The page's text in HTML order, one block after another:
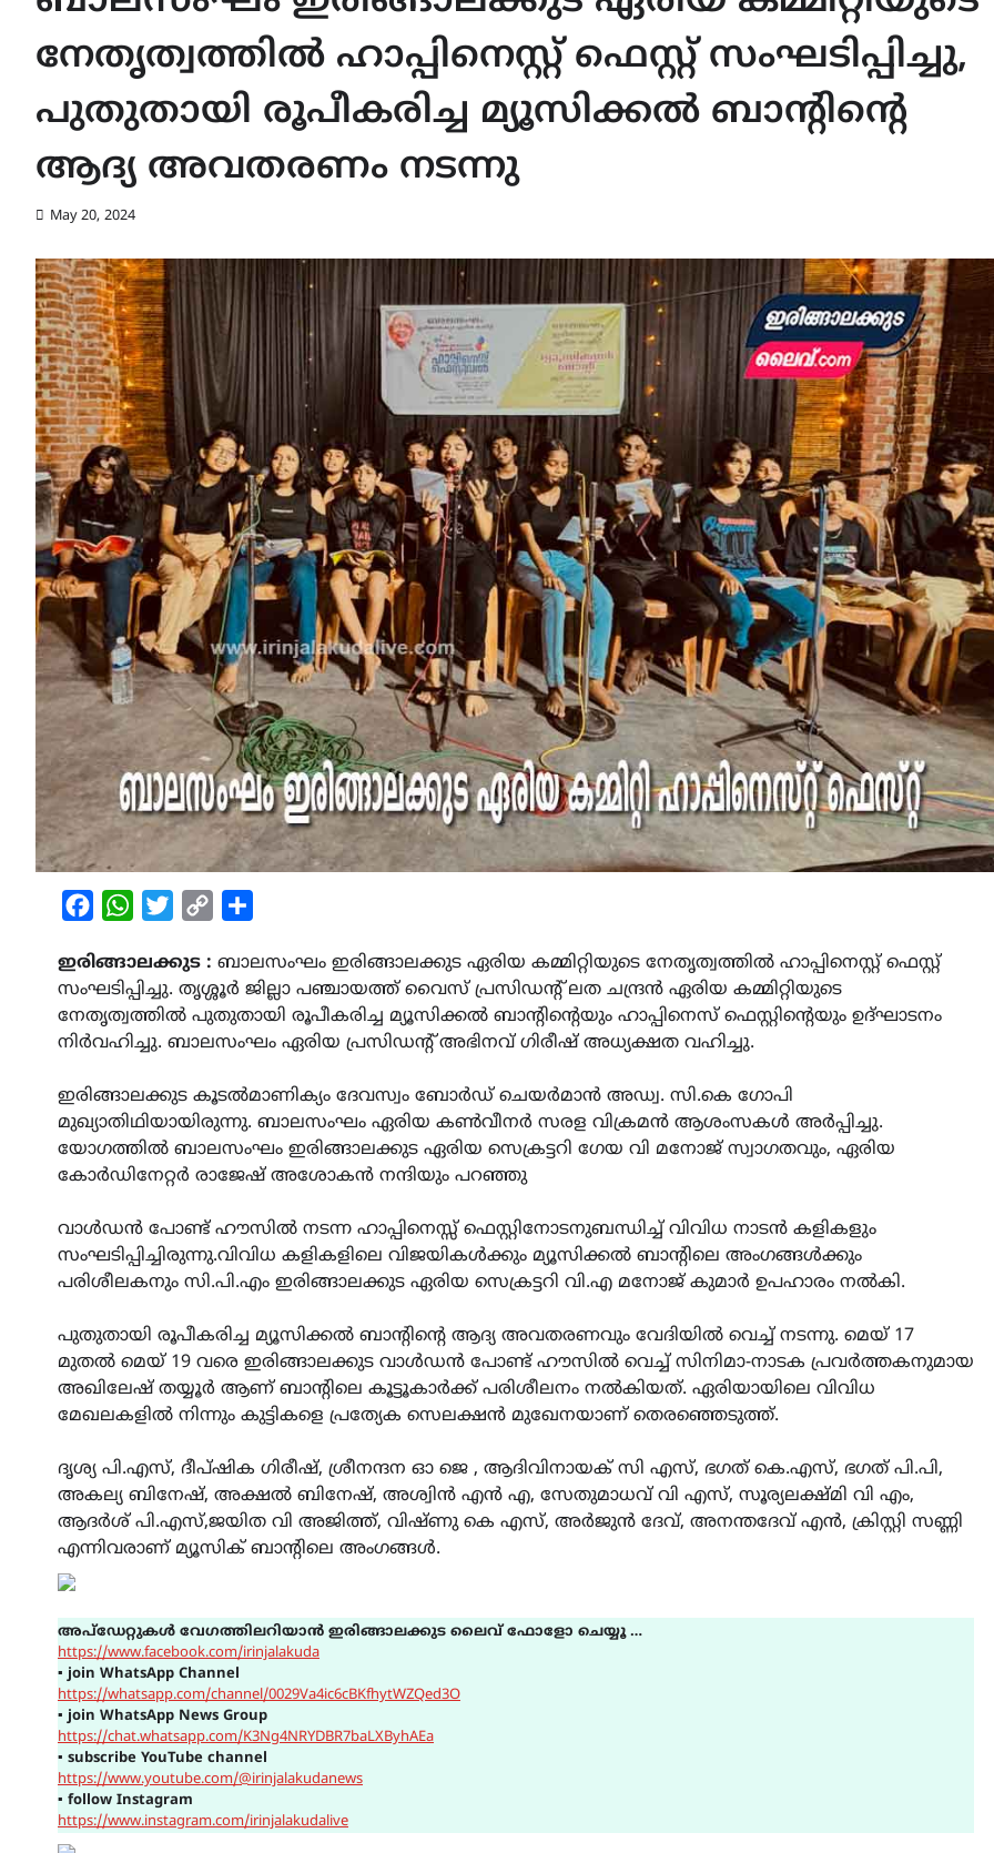
നേതൃത്വത്തിൽ ഹാപ്പിനെസ്റ്റ് ഫെസ്റ്റ് സംഘടിപ്പിച്ചു,
പുതുതായി രൂപീകരിച്ച മ്യൂസിക്കൽ ബാന്റിന്റെ
ആദ്യ അവതരണം നടന്നു
May 20, 2024
FacebookWhatsAppTwitterCopy
ഇരിങ്ങാലക്കുട : ബാലസംഘം ഇരിങ്ങാലക്കുട ഏരിയ കമ്മിറ്റിയുടെ നേതൃത്വത്തിൽ ഹാപ്പിനെസ്റ്റ് ഫെസ്റ്റ്
സംഘടിപ്പിച്ചു. തൃശ്ശൂർ ജില്ലാ പഞ്ചായത്ത് വൈസ് പ്രസിഡന്റ് ലത ചന്ദ്രൻ ഏരിയ കമ്മിറ്റിയുടെ
നേതൃത്വത്തിൽ പുതുതായി രൂപീകരിച്ച മ്യൂസിക്കൽ ബാന്റിന്റെയും ഹാപ്പിനെസ് ഫെസ്റ്റിന്റെയും ഉദ്ഘാടനം
നിര്‍വഹിച്ചു. ബാലസംഘം ഏരിയ പ്രസിഡന്റ് അഭിനവ് ഗിരീഷ് അധ്യക്ഷത വഹിച്ചു.
ഇരിങ്ങാലക്കുട കൂടൽമാണിക്യം ദേവസ്വം ബോർഡ് ചെയർമാൻ അഡ്വ. സി.കെ ഗോപി
മുഖ്യാതിഥിയായിരുന്നു. ബാലസംഘം ഏരിയ കൺവീനർ സരള വിക്രമൻ ആശംസകൾ അർപ്പിച്ചു.
യോഗത്തിൽ ബാലസംഘം ഇരിങ്ങാലക്കുട ഏരിയ സെക്രട്ടറി ഗേയ വി മനോജ് സ്വാഗതവും, ഏരിയ
കോർഡിനേറ്റർ രാജേഷ് അശോകൻ നന്ദിയും പറഞ്ഞു
വാൾഡൻ പോണ്ട് ഹൗസിൽ നടന്ന ഹാപ്പിനെസ്സ് ഫെസ്റ്റിനോടനുബന്ധിച്ച് വിവിധ നാടൻ കളികളും
സംഘടിപ്പിച്ചിരുന്നു.വിവിധ കളികളിലെ വിജയികൾക്കും മ്യൂസിക്കൽ ബാന്റിലെ അംഗങ്ങൾക്കും
പരിശീലകനും സി.പി.എം ഇരിങ്ങാലക്കുട ഏരിയ സെക്രട്ടറി വി.എ മനോജ് കുമാർ ഉപഹാരം നൽകി.
പുതുതായി രൂപീകരിച്ച മ്യൂസിക്കൽ ബാന്റിന്റെ ആദ്യ അവതരണവും വേദിയിൽ വെച്ച് നടന്നു. മെയ് 17
മുതൽ മെയ് 19 വരെ ഇരിങ്ങാലക്കുട വാൾഡൻ പോണ്ട് ഹൗസിൽ വെച്ച് സിനിമാ-നാടക പ്രവർത്തകനുമായ
അഖിലേഷ് തയ്യൂർ ആണ് ബാന്റിലെ കൂട്ടൂകാർക്ക് പരിശീലനം നൽകിയത്. ഏരിയായിലെ വിവിധ
മേഖലകളിൽ നിന്നും കുട്ടികളെ പ്രത്യേക സെലക്ഷൻ മുഖേനയാണ് തെരഞ്ഞെടുത്ത്.
ദൃശ്യ പി.എസ്, ദീപ്ഷിക ഗിരീഷ്, ശ്രീനന്ദന ഓ ജെ , ആദിവിനായക് സി എസ്, ഭഗത് കെ.എസ്, ഭഗത് പി.പി,
അകല്യ ബിനേഷ്, അക്ഷൽ ബിനേഷ്, അശ്വിൻ എൻ എ, സേതുമാധവ് വി എസ്, സൂര്യലക്ഷ്മി വി എം,
ആദർശ് പി.എസ്,ജയിത വി അജിത്ത്, വിഷ്ണു കെ എസ്, അർജുൻ ദേവ്, അനന്തദേവ് എൻ, ക്രിസ്റ്റി സണ്ണി
എന്നിവരാണ് മ്യൂസിക് ബാന്റിലെ അംഗങ്ങൾ.
അപ്ഡേറ്റുകൾ വേഗത്തിലറിയാൻ ഇരിങ്ങാലക്കുട ലൈവ് ഫോളോ ചെയ്യൂ …
https://www.facebook.com/irinjalakuda
▪join WhatsApp Channel
https://whatsapp.com/channel/0029Va4ic6cBKfhytWZQed3O
▪join WhatsApp News Group
https://chat.whatsapp.com/K3Ng4NRYDBR7baLXByhAEa
▪ subscribe YouTube channel
https://www.youtube.com/@irinjalakudanews
▪ follow Instagram
https://www.instagram.com/irinjalakudalive
ഇടത്തരം മഴയ്ക്കും കാറ്റിനും
സാധ്യത ഇരിങ്ങാലക്കുടയിൽ
4.4 മില്ലി മീറ്റർ മഴ ലഭിച്ചു